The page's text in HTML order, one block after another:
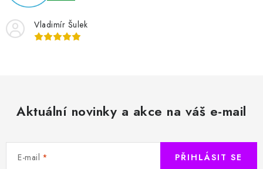
Vladimír Šulek
Aktuální novinky a akce na váš e-mail
E-mail PŘIHLÁSIT SE